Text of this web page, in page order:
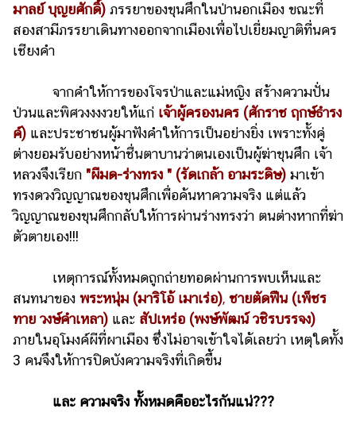
มาลย์ บุญยศักดิ์) ภรรยาของขุนศึกในป่านอกเมือง ขณะที่
สองสามีภรรยาเดินทางออกจากเมืองเพื่อไปเยี่ยมญาติที่นคร
เชียงคำ
จากคำให้การของโจรป่าและแม่หญิง สร้างความปั่น
ป่วนและพิศวงงงงวยให้แก่ เจ้าผู้ครองนคร (ศักราช ฤกษ์ธำรง
ค์) และประชาชนผู้มาฟังคำให้การเป็นอย่างยิ่ง เพราะทั้งคู่
ต่างยอมรับอย่างหน้าชื่นตาบานว่าตนเองเป็นผู้ฆ่าขุนศึก เจ้า
หลวงจึงเรียก "ผีมด-ร่างทรง " (รัดเกล้า อามระดิษ) มาเข้า
ทรงดวงวิญญาณของขุนศึกเพื่อค้นหาความจริง แต่แล้ว
วิญญาณของขุนศึกกลับให้การผ่านร่างทรงว่า ตนต่างหากที่ฆ่า
ตัวตายเอง!!!
เหตุการณ์ทั้งหมดถูกถ่ายทอดผ่านการพบเห็นและ
สนทนาของ พระหนุ่ม (มาริโอ้ เมาเร่อ), ชายตัดฟืน (เพ็ชร
ทาย วงษ์คำเหลา) และ สัปเหร่อ (พงษ์พัฒน์ วชิรบรรจง)
ภายในอุโมงค์ผีที่ผาเมือง ซึ่งไม่อาจเข้าใจได้เลยว่า เหตุใดทั้ง
3 คนจึงให้การปิดบังความจริงที่เกิดขึ้น
และ ความจริง ทั้งหมดคืออะไรกันแน่???